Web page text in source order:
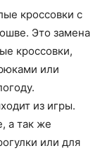
кроссовки с
Это замена
кроссовки,
или
из игры.
а так же
или для